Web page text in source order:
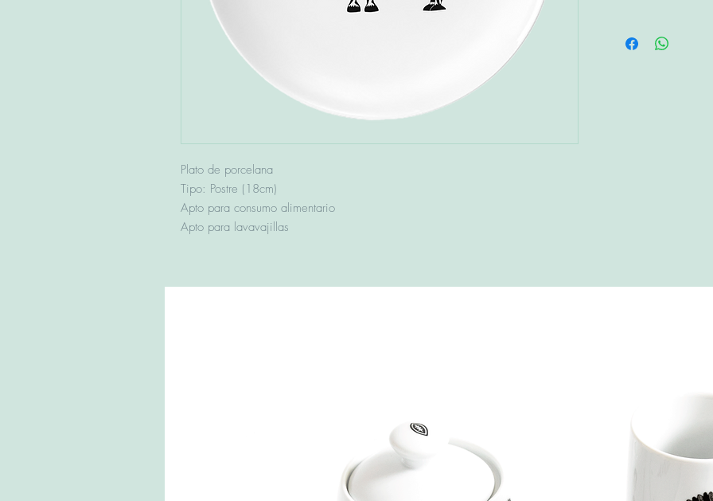
Plato de porcelana
Tipo: Postre (18cm)
Apto para consumo alimentario
Apto para lavavajillas